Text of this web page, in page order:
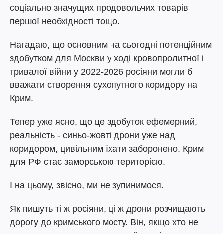
соціально значущих продовольчих товарів
першої необхідності тощо.
Нагадаю, що основним на сьогодні потенційним
здобутком для Москви у ході кровопролитної і
тривалої війни у 2022-2026 росіяни могли б
вважати створення сухопутного коридору на
Крим.
Тепер уже ясно, що це здобуток ефемерний,
реальність - синьо-жовті дрони уже над
коридором, цивільним їхати заборонено. Крим
для РФ стає заморською територією.
І на цьому, звісно, ми не зупинимося.
Як пишуть ті ж росіяни, ці ж дрони розчищають
дорогу до кримського мосту. Він, якщо хто не